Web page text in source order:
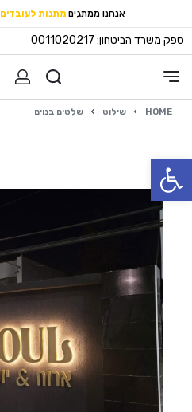
פתח סרגל נגישות
אנחנו ממתגים מתנות לעובדים
ספק משרד הביטחון: 0011020217
HOME
› שילוט › שלטים בנוים